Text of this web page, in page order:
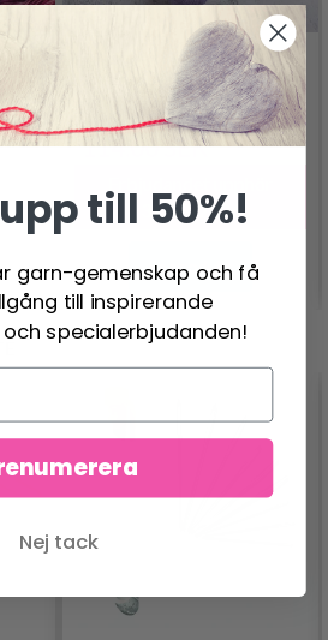
JÄRBO SELECT NO 3
YAK BLEND
114.00 SEK142.00 SEK
31/08/2026
Se produkt
till 50%!
garn-gemenskap och få
till inspirerande
specialerbjudanden!
Nej tack